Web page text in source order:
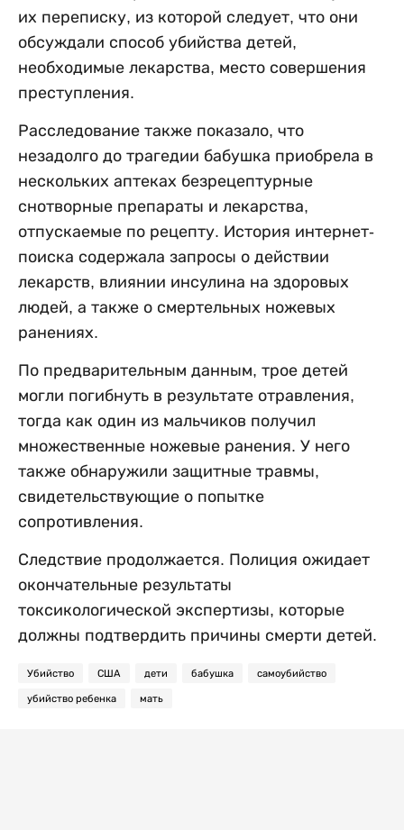
их переписку, из которой следует, что они
обсуждали способ убийства детей,
необходимые лекарства, место совершения
преступления.
Расследование также показало, что
незадолго до трагедии бабушка приобрела в
нескольких аптеках безрецептурные
снотворные препараты и лекарства,
отпускаемые по рецепту. История интернет-
поиска содержала запросы о действии
лекарств, влиянии инсулина на здоровых
людей, а также о смертельных ножевых
ранениях.
По предварительным данным, трое детей
могли погибнуть в результате отравления,
тогда как один из мальчиков получил
множественные ножевые ранения. У него
также обнаружили защитные травмы,
свидетельствующие о попытке
сопротивления.
Следствие продолжается. Полиция ожидает
окончательные результаты
токсикологической экспертизы, которые
должны подтвердить причины смерти детей.
Убийство США дети бабушка самоубийство
убийство ребенка мать